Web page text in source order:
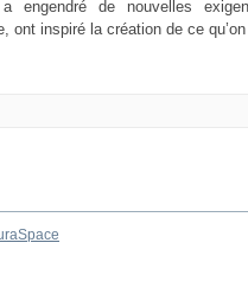
a engendré de nouvelles
ont inspiré la création de ce